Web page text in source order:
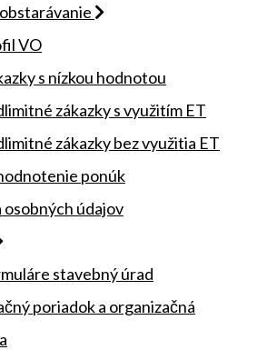
VO
s nízkou hodnotou
zákazky s využitím ET
zákazky bez využitia ET
ponúk
osobných údajov
stavebný úrad
poriadok a organizačná